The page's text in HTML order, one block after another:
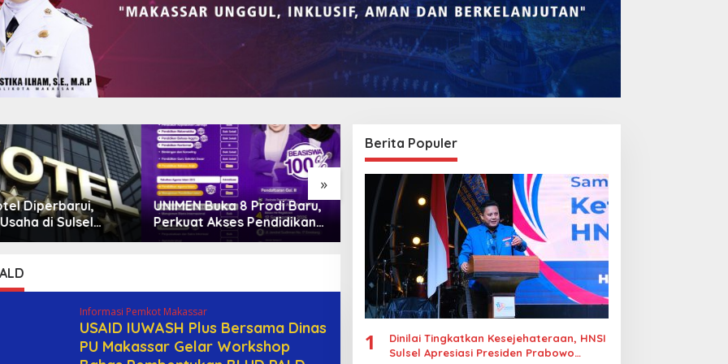
»
Buka 8 Prodi Baru,
Akses Pendidikan
Daya Saing
Bank Sulselbar Bantu Dump
Truck Sampah, Enrekang
Perkuat Layanan
Lomba Rakyat Gelar
“Pidato AHY Muda 2026”,
Dorong Pelajar Indonesia
Berani Sampaikan
Gagasan untuk Bangsa
Legalitas Tower di
Karuwisi–Sinrijala
Dipertanyakan Warga
Informasi Pemkot Makassar
USAID IUWASH Plus Bersama Dinas
PU Makassar Gelar Workshop
Berita Populer
1
Dinilai Tingkatkan Kesejehateraan, HNSI
Sulsel Apresiasi Presiden Prabowo